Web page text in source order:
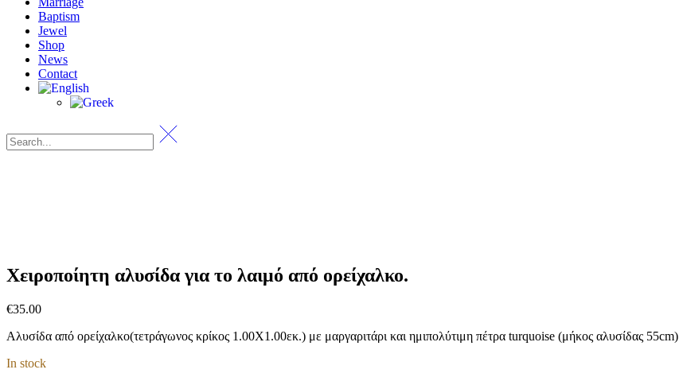
Baptism
Jewel
Shop
News
Contact
Χειροποίητη αλυσίδα για το λαιμό από ορείχαλκο.
€35.00
Αλυσίδα από ορείχαλκο(τετράγωνος κρίκος 1.00Χ1.00εκ.) με μαργαριτάρι και ημιπολύτιμη πέτρα turquoise (μήκος αλυσίδας 55cm)
In stock